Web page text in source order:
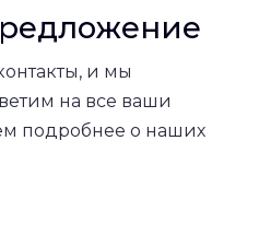
и мы
на все ваши
подробнее о наших